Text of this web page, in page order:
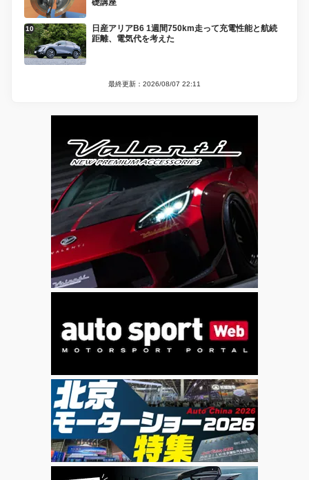
礎講座
日産アリアB6 1週間750km走って充電性能と航続
距離、電気代を考えた
最終更新：2026/08/07 22:11